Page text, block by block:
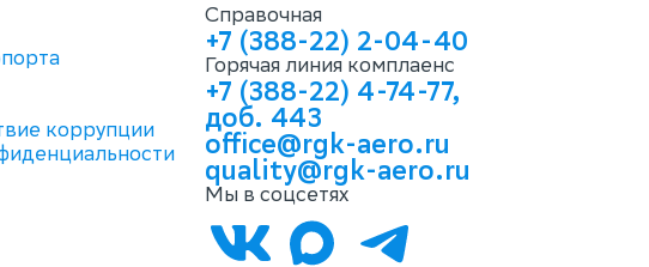
Справочная
+7 (388-22) 2-04-40
Горячая линия комплаенс
+7 (388-22) 4-74-77,
доб. 443
office@rgk-aero.ru
quality@rgk-aero.ru
Мы в соцсетях
коррупции